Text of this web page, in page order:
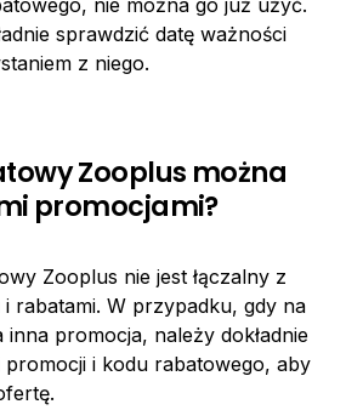
sprawdzić datę ważności
z niego.
Zooplus można
promocjami?
Zooplus nie jest łączalny z
rabatami. W przypadku, gdy na
promocja, należy dokładnie
i kodu rabatowego, aby